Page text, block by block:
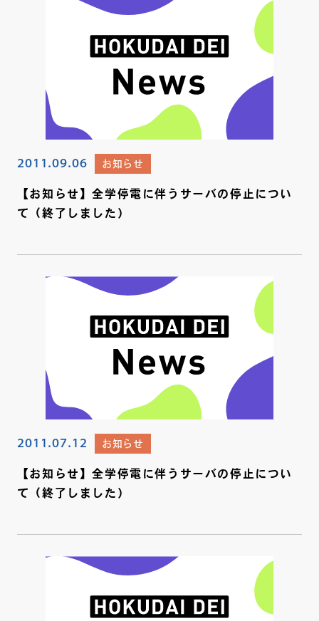
2011.09.06 お知らせ
【お知らせ】全学停電に伴うサーバの停止につい
て（終了しました）
2011.07.12 お知らせ
【お知らせ】全学停電に伴うサーバの停止につい
て（終了しました）